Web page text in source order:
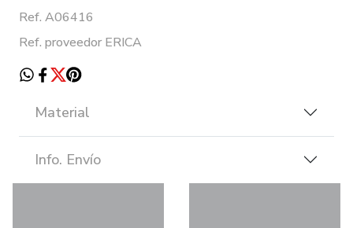
Ref. A06416
Ref. proveedor ERICA
Material
Info. Envío